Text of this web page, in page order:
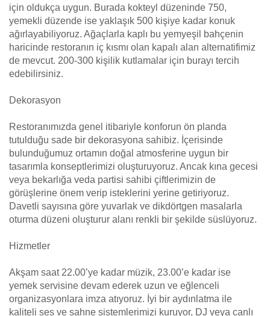
için oldukça uygun. Burada kokteyl düzeninde 750,
yemekli düzende ise yaklaşık 500 kişiye kadar konuk
ağırlayabiliyoruz. Ağaçlarla kaplı bu yemyeşil bahçenin
haricinde restoranın iç kısmı olan kapalı alan alternatifimiz
de mevcut. 200-300 kişilik kutlamalar için burayı tercih
edebilirsiniz.
Dekorasyon
Restoranımızda genel itibariyle konforun ön planda
tutulduğu sade bir dekorasyona sahibiz. İçerisinde
bulunduğumuz ortamın doğal atmosferine uygun bir
tasarımla konseptlerimizi oluşturuyoruz. Ancak kına gecesi
veya bekarlığa veda partisi sahibi çiftlerimizin de
görüşlerine önem verip isteklerini yerine getiriyoruz.
Davetli sayısına göre yuvarlak ve dikdörtgen masalarla
oturma düzeni oluşturur alanı renkli bir şekilde süslüyoruz.
Hizmetler
Akşam saat 22.00’ye kadar müzik, 23.00’e kadar ise
yemek servisine devam ederek uzun ve eğlenceli
organizasyonlara imza atıyoruz. İyi bir aydınlatma ile
kaliteli ses ve sahne sistemlerimizi kuruyor, DJ veya canlı